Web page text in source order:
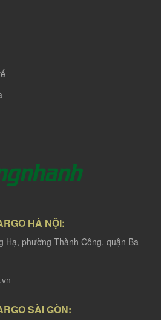
HÀ NỘI:
Hạ, phường Thành Công, quận Ba
SÀI GÒN: